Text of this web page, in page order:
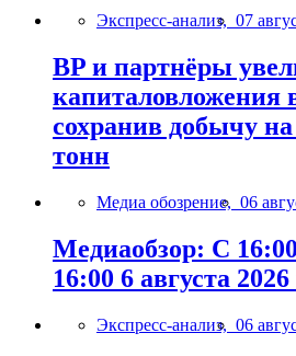
Экспресс-анализ, 07
BP и партнёры
капиталовложения
сохранив добычу
тонн
Медиа обозрение, 06
Медиаобзор: С 16:00
16:00 6 августа 2026
Экспресс-анализ, 06